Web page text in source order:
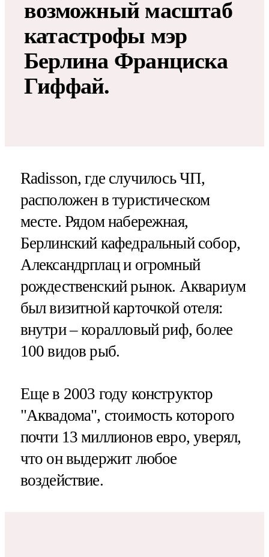
возможный масштаб
катастрофы мэр
Берлина Франциска
Гиффай.
Radisson, где случилось ЧП,
расположен в туристическом
месте. Рядом набережная,
Берлинский кафедральный собор,
Александрплац и огромный
рождественский рынок. Аквариум
был визитной карточкой отеля:
внутри – коралловый риф, более
100 видов рыб.
Еще в 2003 году конструктор
"Аквадома", стоимость которого
почти 13 миллионов евро, уверял,
что он выдержит любое
воздействие.